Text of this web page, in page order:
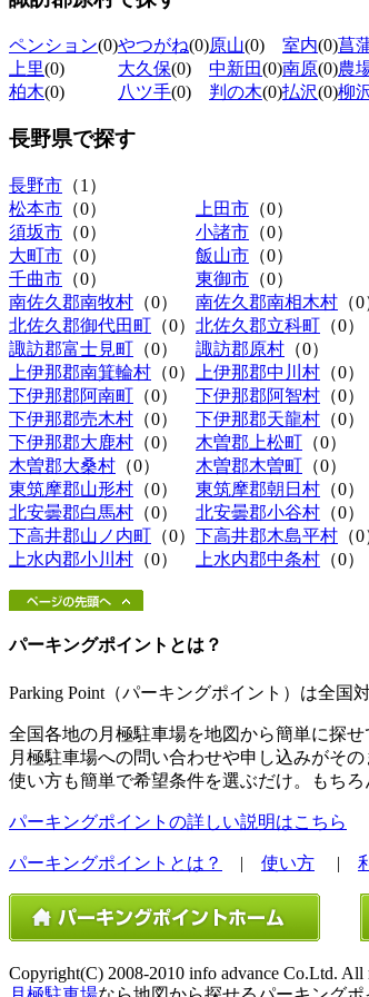
ペンション(0)やつがね(0)原山(0) 室内(0)菖
上里(0) 大久保(0) 中新田(0)南原(0)農
柏木(0) 八ツ手(0) 判の木(0)払沢(0)柳
長野県で探す
長野市 （1）
松本市 （0） 上田市 （0）
須坂市 （0） 小諸市 （0）
大町市 （0） 飯山市 （0）
千曲市 （0） 東御市 （0）
南佐久郡南牧村 （0） 南佐久郡南相木村 （0
北佐久郡御代田町 （0） 北佐久郡立科町 （0）
諏訪郡富士見町 （0） 諏訪郡原村 （0）
上伊那郡南箕輪村 （0） 上伊那郡中川村 （0）
下伊那郡阿南町 （0） 下伊那郡阿智村 （0）
下伊那郡売木村 （0） 下伊那郡天龍村 （0）
下伊那郡大鹿村 （0） 木曽郡上松町 （0）
木曽郡大桑村 （0） 木曽郡木曽町 （0）
東筑摩郡山形村 （0） 東筑摩郡朝日村 （0）
北安曇郡白馬村 （0） 北安曇郡小谷村 （0）
下高井郡山ノ内町 （0） 下高井郡木島平村 （0
上水内郡小川村 （0） 上水内郡中条村 （0）
パーキングポイントとは？
Parking Point（パーキングポイント）は全国
全国各地の月極駐車場を地図から簡単に探
月極駐車場への問い合わせや申し込みがそ
使い方も簡単で希望条件を選ぶだけ。もちろ
パーキングポイントの詳しい説明はこちら
パーキングポイントとは？ | 使い方 |
Copyright(C) 2008-2010 info advance Co.Ltd. All